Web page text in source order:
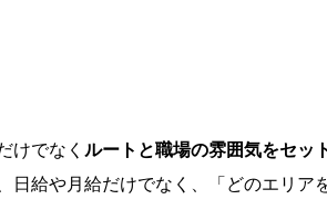
けでなく ルートと職場の雰囲気をセッ
日給や月給だけでなく、「どのエリ